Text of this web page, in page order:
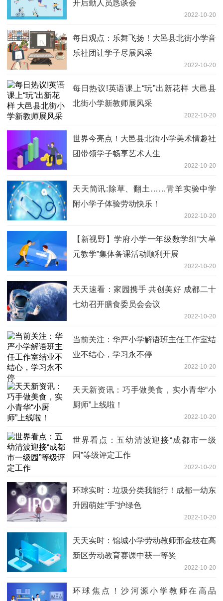
开后勤人员恳谈会
2022-10-20
每日观点：乐舞飞扬！大邑县北街小学音
乐社团让学子尽展风采
2022-10-20
每日热议!英语课上“玩”出新花样 大邑县
北街小学新教师展风采
2022-10-20
世界今亮点！大邑县北街小学美术情趣社
团带领学子畅享艺术人生
2022-10-20
天天简讯:除草、翻土……青羊实验中学
附小学子体验劳动快乐！
2022-10-20
【新视野】学府小学一年级数学组“大单
元教学”集体备课活动顺利开展
2022-10-20
天天速看：家园携手 共创美好 成都二十
七幼召开膳食委员会会议
2022-10-20
当前关注：华严小学解语班主任工作室结
业不结心，学习永不停
2022-10-20
天天新资讯：巧手做美食，实小青华“小
厨师”上线啦！
2022-10-20
世界看点：五幼清波迎接“成都市一级
园”等级评定工作
2022-10-20
环球实时：垃圾分类我能行！成都一幼东
升园萌娃“手”护绿色
2022-10-20
天天实时：锦城小学劳动教师邢金枝在高
新区劳动教育赛课中获一等奖
2022-10-20
环球焦点！沙河源小学教师在高品